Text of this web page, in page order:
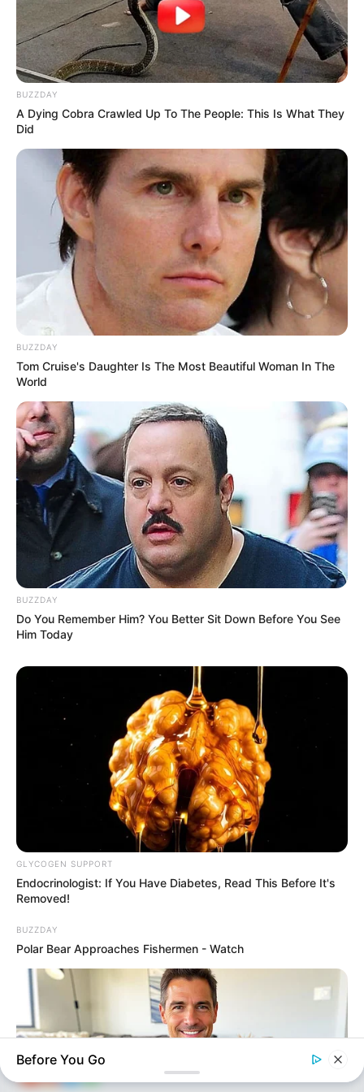
18:09 / 06 Avqust 2026 CƏMİYYƏT
Azərbaycandakı ali təhsilli insanların
sayı - AÇIQLANDI
17:55 / 06 Avqust 2026
Azərbaycanda BOKTləğv olundu
82 0 0
Başqalarının sənədləri ilə sərhədi
istədilər
Ana səhifə
HAQQIMIZDA
ƏLAQƏ
REKLAM
E-mail: oxucomsayti @gmail.com
BUZZDAY
A Dying Cobra Crawled Up To The People: This Is What They
Did
BUZZDAY
Tom Cruise's Daughter Is The Most Beautiful Woman In The
World
BUZZDAY
Do You Remember Him? You Better Sit Down Before You See
Him Today
GLYCOGEN SUPPORT
Endocrinologist: If You Have Diabetes, Read This Before It's
Removed!
BUZZDAY
Polar Bear Approaches Fishermen - Watch
Before You Go